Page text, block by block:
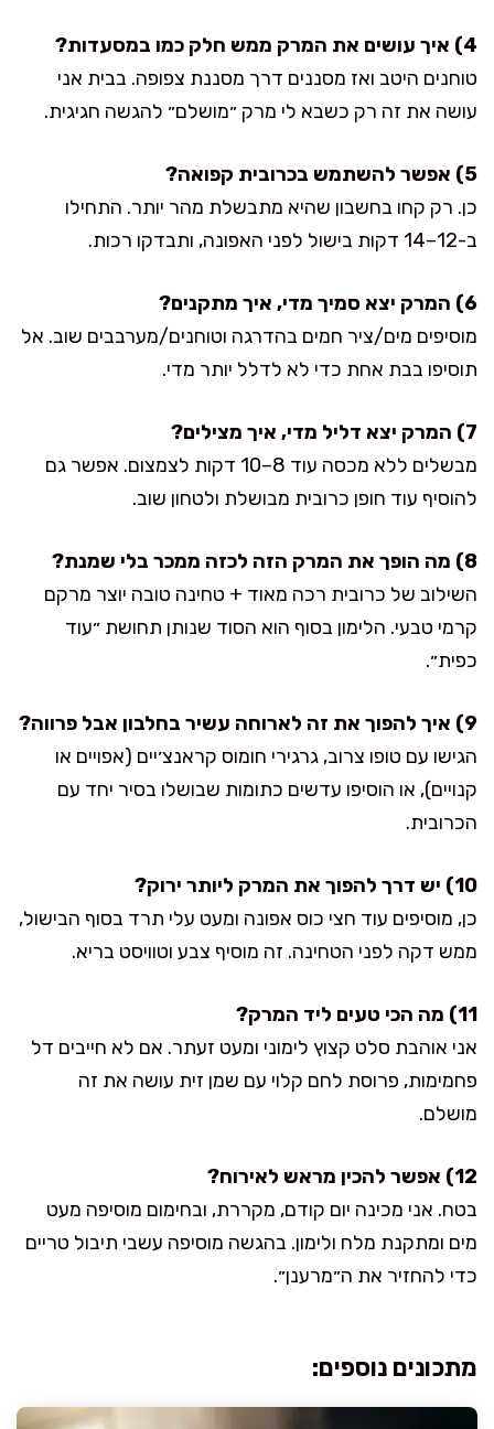
4) איך עושים את המרק ממש חלק כמו במסעדות?
טוחנים היטב ואז מסננים דרך מסננת צפופה. בבית אני
עושה את זה רק כשבא לי מרק ״מושלם״ להגשה חגיגית.
5) אפשר להשתמש בכרובית קפואה?
כן. רק קחו בחשבון שהיא מתבשלת מהר יותר. התחילו
ב-12–14 דקות בישול לפני האפונה, ותבדקו רכות.
6) המרק יצא סמיך מדי, איך מתקנים?
מוסיפים מים/ציר חמים בהדרגה וטוחנים/מערבבים שוב. אל
תוסיפו בבת אחת כדי לא לדלל יותר מדי.
7) המרק יצא דליל מדי, איך מצילים?
מבשלים ללא מכסה עוד 8–10 דקות לצמצום. אפשר גם
להוסיף עוד חופן כרובית מבושלת ולטחון שוב.
8) מה הופך את המרק הזה לכזה ממכר בלי שמנת?
השילוב של כרובית רכה מאוד + טחינה טובה יוצר מרקם
קרמי טבעי. הלימון בסוף הוא הסוד שנותן תחושת ״עוד
כפית״.
9) איך להפוך את זה לארוחה עשיר בחלבון אבל פרווה?
הגישו עם טופו צרוב, גרגירי חומוס קראנצ׳יים (אפויים או
קנויים), או הוסיפו עדשים כתומות שבושלו בסיר יחד עם
הכרובית.
10) יש דרך להפוך את המרק ליותר ירוק?
כן, מוסיפים עוד חצי כוס אפונה ומעט עלי תרד בסוף הבישול,
ממש דקה לפני הטחינה. זה מוסיף צבע וטוויסט בריא.
11) מה הכי טעים ליד המרק?
אני אוהבת סלט קצוץ לימוני ומעט זעתר. אם לא חייבים דל
פחמימות, פרוסת לחם קלוי עם שמן זית עושה את זה
מושלם.
12) אפשר להכין מראש לאירוח?
בטח. אני מכינה יום קודם, מקררת, ובחימום מוסיפה מעט
מים ומתקנת מלח ולימון. בהגשה מוסיפה עשבי תיבול טריים
כדי להחזיר את ה״מרענן״.
מתכונים נוספים: